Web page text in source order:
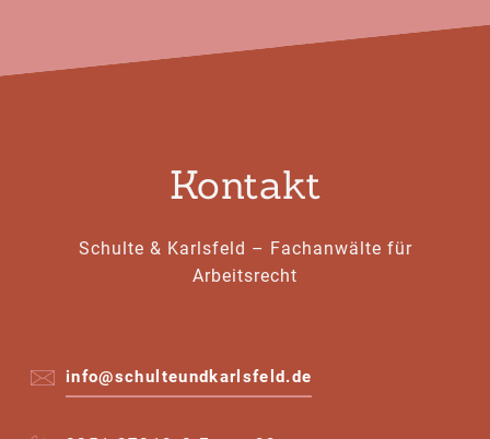
Kontakt
Schulte & Karlsfeld – Fachanwälte für
Arbeitsrecht
info@schulteundkarlsfeld.de